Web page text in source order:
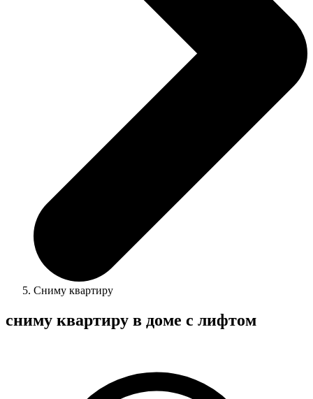
Сниму квартиру
сниму квартиру в доме с лифтом